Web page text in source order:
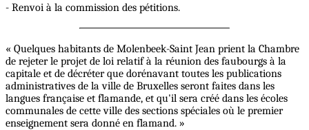
- Renvoi à la commission des pétitions.
« Quelques habitants de Molenbeek-Saint Jean prient la Chambre
de rejeter le projet de loi relatif à la réunion des faubourgs à la
capitale et de décréter que dorénavant toutes les publications
administratives de la ville de Bruxelles seront faites dans les
langues française et flamande, et qu'il sera créé dans les écoles
communales de cette ville des sections spéciales où le premier
enseignement sera donné en flamand. »